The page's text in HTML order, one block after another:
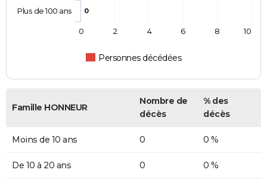
0
Personnes décédées
Plus de 100 ans
0 2 4 6 8 10
Famille HONNEUR
Nombre de
décès
% des
décès
Moins de 10 ans 0 0 %
De 10 à 20 ans 0 0 %